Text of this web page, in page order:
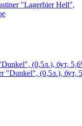
"Lagerbier Hell",
(0,5л.), бут,